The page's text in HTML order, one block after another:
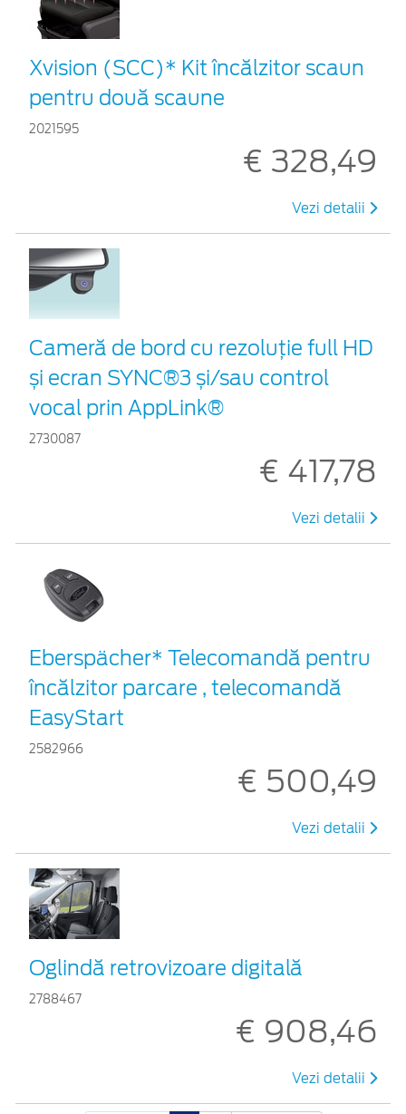
Xvision (SCC)* Kit încălzitor scaun
pentru două scaune
2021595
€ 328,49
Vezi detalii
Cameră de bord cu rezoluție full HD
și ecran SYNC®3 și/sau control
vocal prin AppLink®
2730087
€ 417,78
Vezi detalii
Eberspächer* Telecomandă pentru
încălzitor parcare , telecomandă
EasyStart
2582966
€ 500,49
Vezi detalii
Oglindă retrovizoare digitală
2788467
€ 908,46
Vezi detalii